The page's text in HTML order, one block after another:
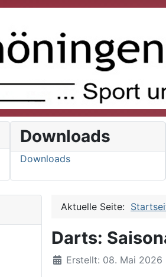
Downloads
Downloads
Aktuelle Seite:
Darts:
DetailsErstellt: 08. Mai 2026